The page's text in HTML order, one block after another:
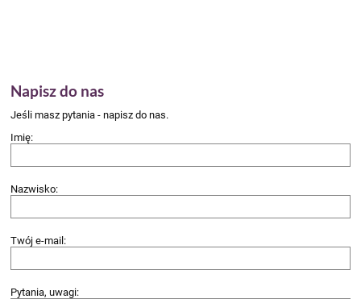
Napisz do nas
Jeśli masz pytania - napisz do nas.
Imię:
Nazwisko:
Twój e-mail:
Pytania, uwagi: